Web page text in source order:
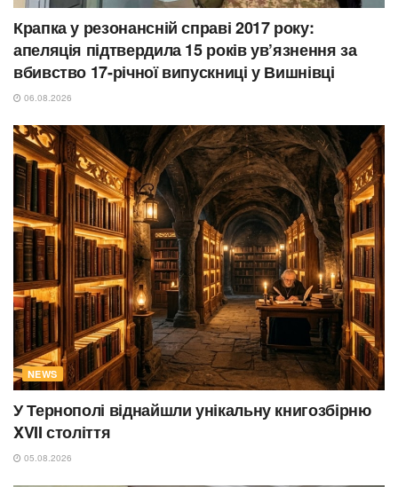
Крапка у резонансній справі 2017 року:
апеляція підтвердила 15 років ув’язнення за
вбивство 17-річної випускниці у Вишнівці
06.08.2026
NEWS
У Тернополі віднайшли унікальну книгозбірню
XVII століття
05.08.2026